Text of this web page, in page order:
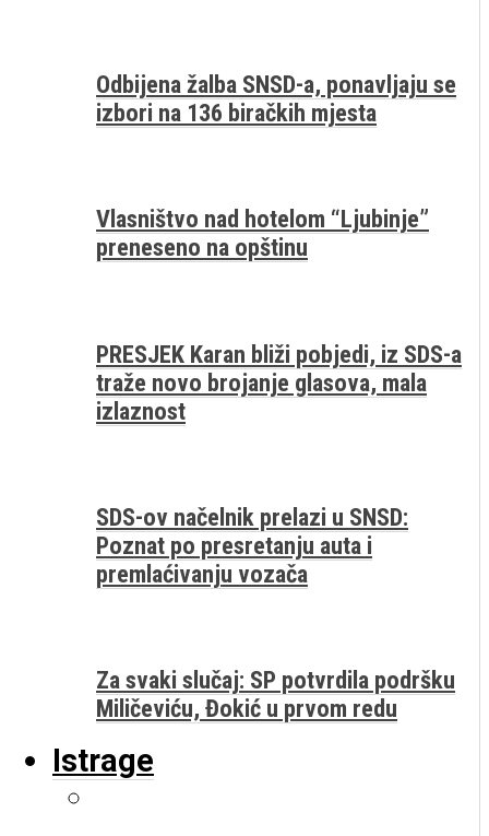
Odbijena žalba SNSD-a, ponavljaju se
izbori na 136 biračkih mjesta
Vlasništvo nad hotelom “Ljubinje”
preneseno na opštinu
PRESJEK Karan bliži pobjedi, iz SDS-a
traže novo brojanje glasova, mala
izlaznost
SDS-ov načelnik prelazi u SNSD:
Poznat po presretanju auta i
premlaćivanju vozača
Za svaki slučaj: SP potvrdila podršku
Miličeviću, Đokić u prvom redu
Istrage